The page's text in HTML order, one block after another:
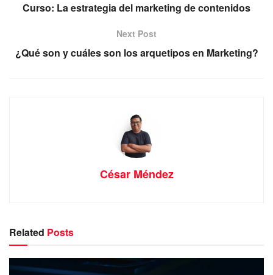
Curso: La estrategia del marketing de contenidos
Next Post
¿Qué son y cuáles son los arquetipos en Marketing?
César Méndez
Related Posts